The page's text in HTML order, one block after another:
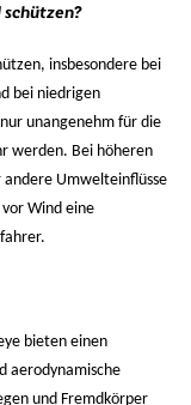
insbesondere bei
bei niedrigen
unangenehm für die
werden. Bei höheren
andere Umwelteinflüsse
Wind eine
bieten einen
aerodynamische
und Fremdkörper